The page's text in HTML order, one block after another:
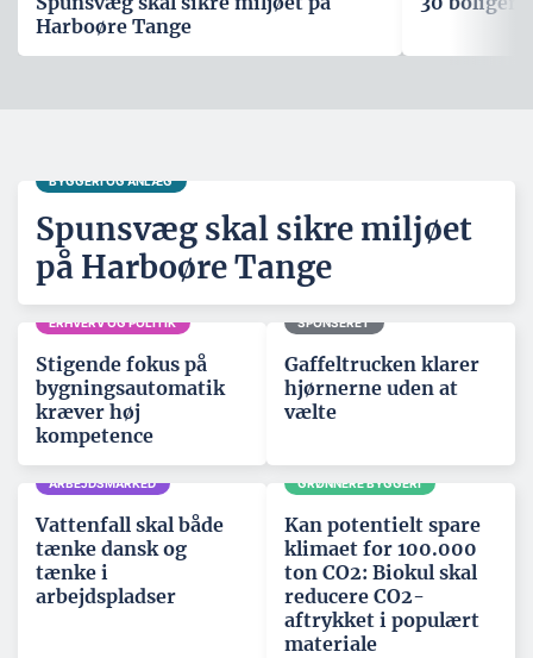
Harboøre Tange
BYGGERI OG ANLÆG
Spunsvæg skal sikre miljøet
på Harboøre Tange
ERHVERV OG POLITIK
Stigende fokus på
bygningsautomatik
kræver høj
kompetence
SPONSERET
Gaffeltrucken klarer
hjørnerne uden at
vælte
ARBEJDSMARKED
Vattenfall skal både
tænke dansk og
tænke i
arbejdspladser
GRØNNERE BYGGERI
Kan potentielt spare
klimaet for 100.000
ton CO2: Biokul skal
reducere CO2-
aftrykket i populært
materiale